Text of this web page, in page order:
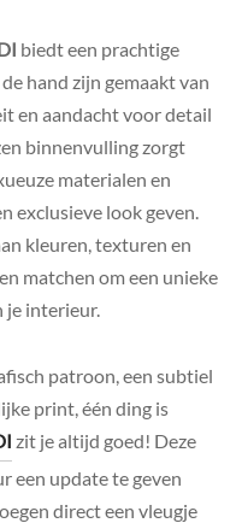
biedt een prachtige
hand zijn gemaakt van
en aandacht voor detail
binnenvulling zorgt
materialen en
exclusieve look geven.
kleuren, texturen en
matchen om een unieke
je interieur.
patroon, een subtiel
print, één ding is
zit je altijd goed! Deze
een update te geven
direct een vleugje